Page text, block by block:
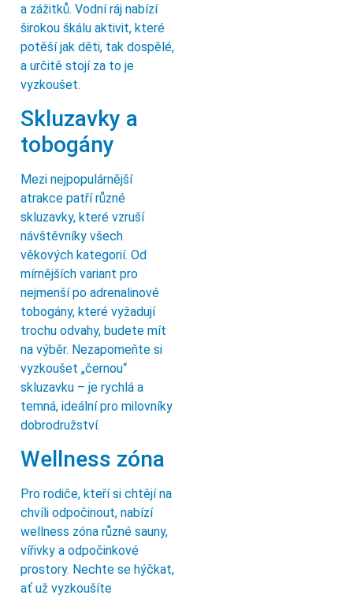
a zážitků. Vodní ráj nabízí
širokou škálu aktivit, které
potěší jak děti, tak dospělé,
a určitě stojí za to je
vyzkoušet.
Skluzavky a
tobogány
Mezi nejpopulárnější
atrakce patří různé
skluzavky, které vzruší
návštěvníky všech
věkových kategorií. Od
mírnějších variant pro
nejmenší po adrenalinové
tobogány, které vyžadují
trochu odvahy, budete mít
na výběr. Nezapomeňte si
vyzkoušet „černou“
skluzavku – je rychlá a
temná, ideální pro milovníky
dobrodružství.
Wellness zóna
Pro rodiče, kteří si chtějí na
chvíli odpočinout, nabízí
wellness zóna různé sauny,
vířivky a odpočinkové
prostory. Nechte se hýčkat,
ať už vyzkoušíte